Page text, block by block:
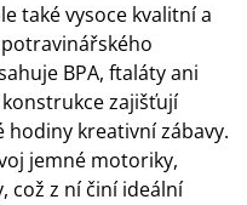
také vysoce kvalitní a
BPA, ftaláty ani
zajišťují
kreativní zábavy.
jemné motoriky,
což z ní činí ideální